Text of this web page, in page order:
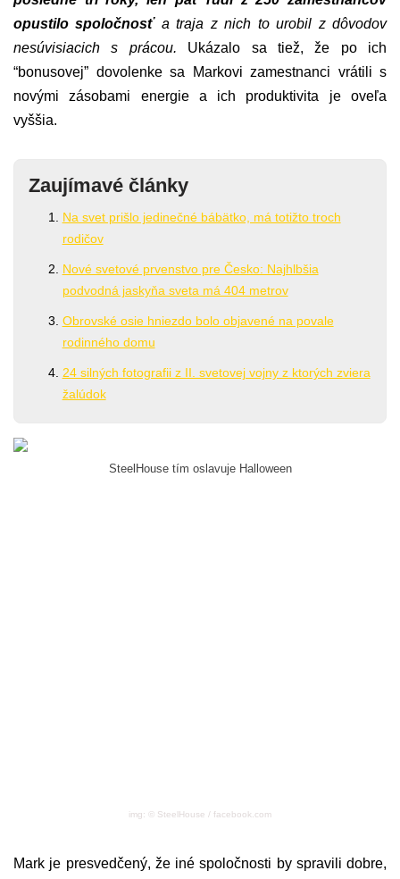
opustilo spoločnosťa traja z nich to urobil z dôvodov
nesúvisiacich s prácou. Ukázalo sa tiež, že po ich
“bonusovej” dovolenke sa Markovi zamestnanci vrátili s
novými zásobami energie a ich produktivita je oveľa
vyššia.
Zaujímavé články
Na svet prišlo jedinečné bábätko, má totižto troch
rodičov
Nové svetové prvenstvo pre Česko: Najhlbšia
podvodná jaskyňa sveta má 404 metrov
Obrovské osie hniezdo bolo objavené na povale
rodinného domu
24 silných fotografii z II. svetovej vojny z ktorých zviera
žalúdok
SteelHouse tím oslavuje Halloween
img: © SteelHouse / facebook.com
Mark je presvedčený, že iné spoločnosti by spravili dobre,